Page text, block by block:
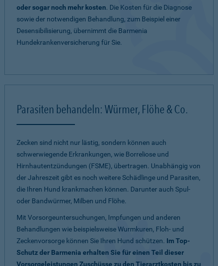
oder sogar noch mehr kosten. Die Kosten für die Diagnose
sowie der notwendigen Behandlung, zum Beispiel einer
Desensibilisierung, übernimmt die Barmenia
Hundekrankenversicherung für Sie.
Parasiten behandeln: Würmer, Flöhe & Co.
Zecken sind nicht nur lästig, sondern können auch
schwerwiegende Erkrankungen, wie Borreliose und
Hirnhautentzündungen (FSME), übertragen. Unabhängig von
der Jahreszeit gibt es noch weitere Schädlinge und Parasiten,
die Ihren Hund krankmachen können. Darunter auch Spul-
oder Bandwürmer, Milben und Flöhe.
Mit Vorsorgeuntersuchungen, Impfungen und anderen
Behandlungen wie beispielsweise Wurmkuren, Floh- und
Zeckenvorsorge können Sie Ihren Hund schützen. Im Top-
Schutz der Barmenia erhalten Sie für einen Teil dieser
Vorsorgeleistungen Zuschüsse zu den Tierarztkosten bis zu